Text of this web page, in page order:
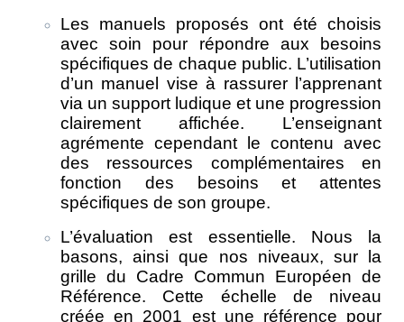
Les manuels proposés ont été choisis
avec soin pour répondre aux besoins
spécifiques de chaque public. L’utilisation
d’un manuel vise à rassurer l’apprenant
via un support ludique et une progression
clairement affichée. L’enseignant
agrémente cependant le contenu avec
des ressources complémentaires en
fonction des besoins et attentes
spécifiques de son groupe.
L’évaluation est essentielle. Nous la
basons, ainsi que nos niveaux, sur la
grille du Cadre Commun Européen de
Référence. Cette échelle de niveau
créée en 2001 est une référence pour